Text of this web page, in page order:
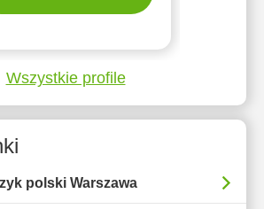
Wszystkie profile
polski Warszawa